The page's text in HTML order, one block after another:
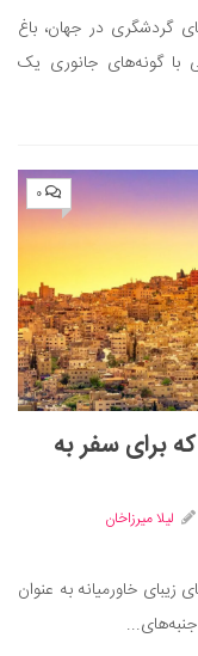
گردشگری در جهان، باغ
با گونه‌های جانوری یک
۰
برای سفر به
لیلا میرزاخان
خاورمیانه به عنوان